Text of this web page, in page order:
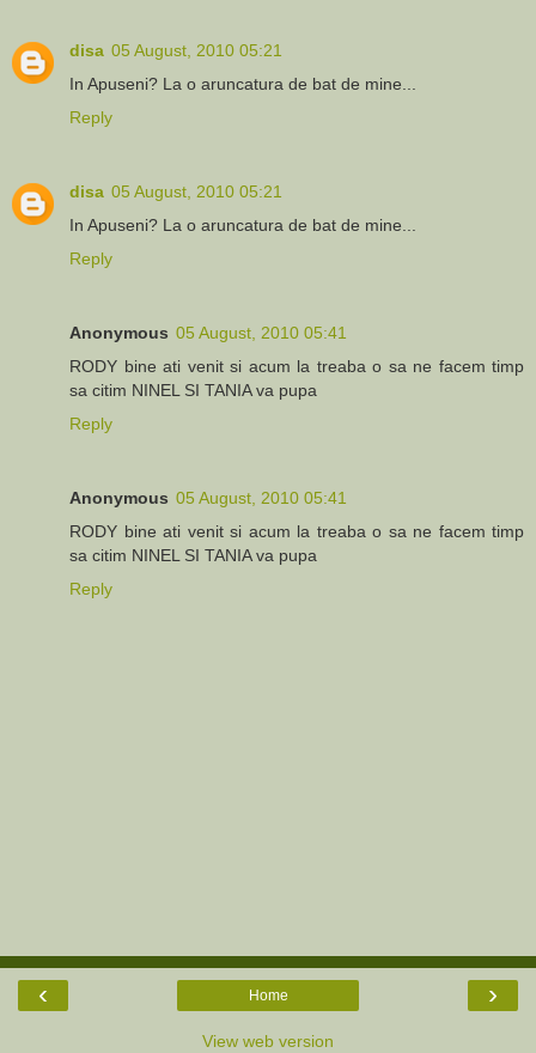
disa 05 August, 2010 05:21
In Apuseni? La o aruncatura de bat de mine...
Reply
disa 05 August, 2010 05:21
In Apuseni? La o aruncatura de bat de mine...
Reply
Anonymous 05 August, 2010 05:41
RODY bine ati venit si acum la treaba o sa ne facem timp
sa citim NINEL SI TANIA va pupa
Reply
Anonymous 05 August, 2010 05:41
RODY bine ati venit si acum la treaba o sa ne facem timp
sa citim NINEL SI TANIA va pupa
Reply
‹ ›
Home
View web version